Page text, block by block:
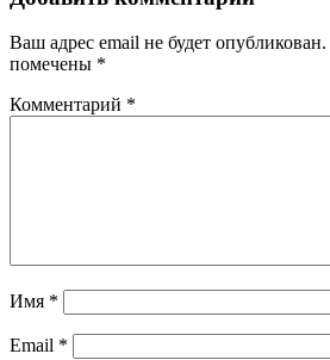
Ваш адрес email не будет опубликован.
помечены *
Комментарий *
Имя *
Email *